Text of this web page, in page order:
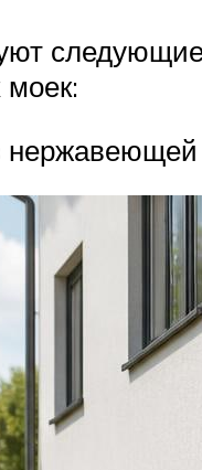
моек:
нержавеющей